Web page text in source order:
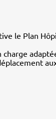
le Plan